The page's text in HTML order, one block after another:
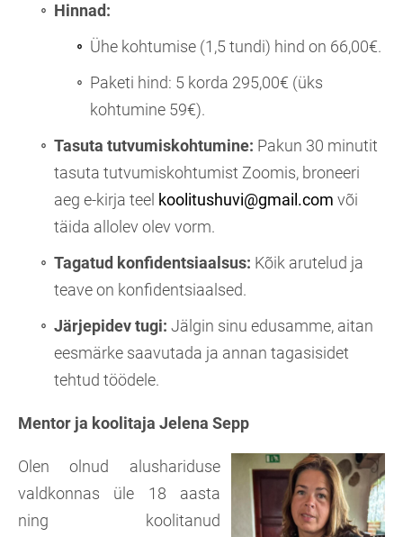
Hinnad:
Ühe kohtumise (1,5 tundi) hind on 66,00€.
Paketi hind: 5 korda 295,00€ (üks
kohtumine 59€).
Tasuta tutvumiskohtumine: Pakun 30 minutit
tasuta tutvumiskohtumist Zoomis, broneeri
aeg e-kirja teel koolitushuvi@gmail.com või
täida allolev olev vorm.
Tagatud konfidentsiaalsus: Kõik arutelud ja
teave on konfidentsiaalsed.
Järjepidev tugi: Jälgin sinu edusamme, aitan
eesmärke saavutada ja annan tagasisidet
tehtud töödele.
Mentor ja koolitaja Jelena Sepp
Olen olnud alushariduse
valdkonnas üle 18 aasta
ning koolitanud